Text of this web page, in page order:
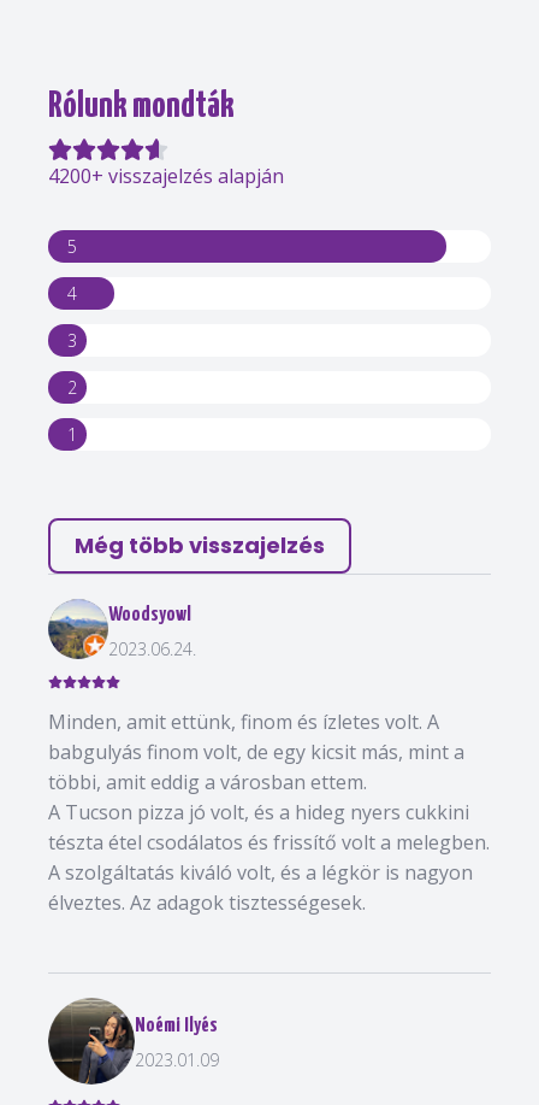
Rólunk mondták
4200+ visszajelzés alapján
5
4
3
2
1
Még több visszajelzés
Woodsyowl
2023.06.24.
Minden, amit ettünk, finom és ízletes volt. A
babgulyás finom volt, de egy kicsit más, mint a
többi, amit eddig a városban ettem.
A Tucson pizza jó volt, és a hideg nyers cukkini
tészta étel csodálatos és frissítő volt a melegben.
A szolgáltatás kiváló volt, és a légkör is nagyon
élveztes. Az adagok tisztességesek.
Noémi Ilyés
2023.01.09